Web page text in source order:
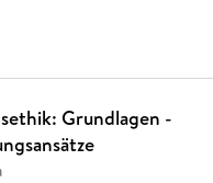
Grundlagen -